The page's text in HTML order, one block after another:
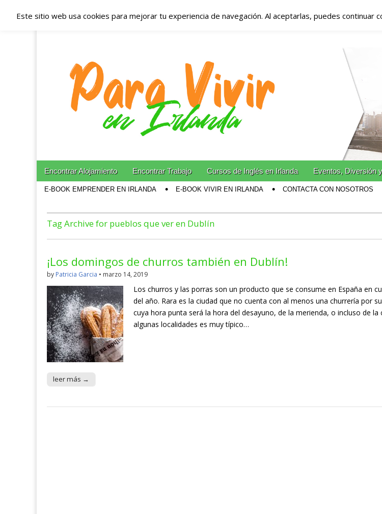
Españoles en Irlanda – Vivir
Irlanda – Alojamiento en
Blog dedicado a los que viven, estudian y trabajan en Irlanda!
Main menu
Skip to content
Encontrar Alojamiento Encontrar Trabajo Cursos de Inglés en Irlanda Eventos, Diversión
E-BOOK EMPRENDER EN IRLANDA E-BOOK VIVIR EN IRLANDA CONTACTA CON NOSOTROS
Tag Archive for pueblos que ver en Dublín
¡Los domingos de churros también en Dublín!
by Patricia Garcia • marzo 14, 2019
Los churros y las porras son un producto que se consume en España en
del año. Rara es la ciudad que no cuenta con al menos una churrería por
cuya hora punta será la hora del desayuno, de la merienda, o incluso de la
algunas localidades es muy típico…
leer más →
Este sitio web usa cookies para mejorar tu experiencia de navegación. Al aceptarlas, puedes continuar